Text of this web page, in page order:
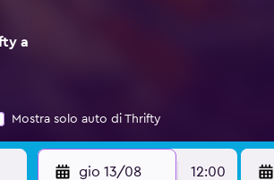
a
Mostra solo auto di Thrifty
gio 13/08 12:00